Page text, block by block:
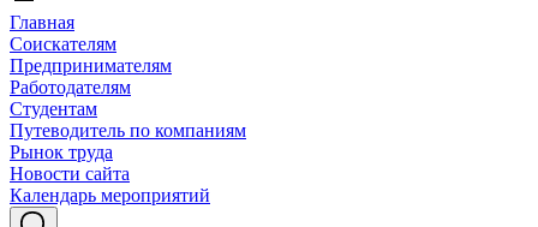
Главная
Соискателям
Предпринимателям
Работодателям
Студентам
Путеводитель по компаниям
Рынок труда
Новости сайта
Календарь мероприятий